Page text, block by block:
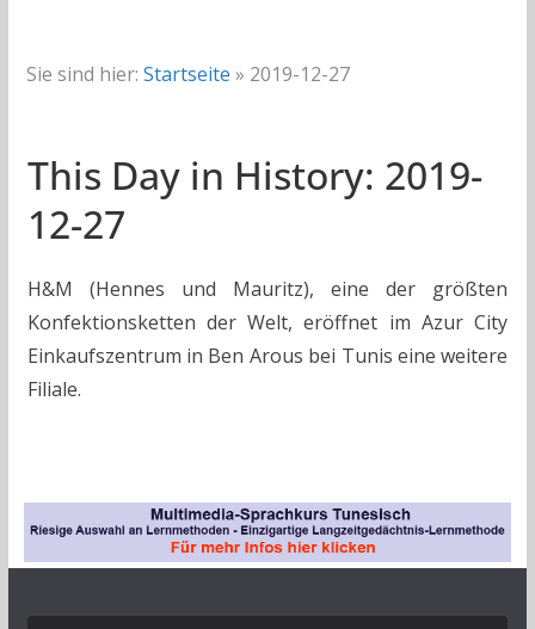
Sie sind hier: Startseite » 2019-12-27
This Day in History: 2019-
12-27
H&M (Hennes und Mauritz), eine der größten
Konfektionsketten der Welt, eröffnet im Azur City
Einkaufszentrum in Ben Arous bei Tunis eine weitere
Filiale.